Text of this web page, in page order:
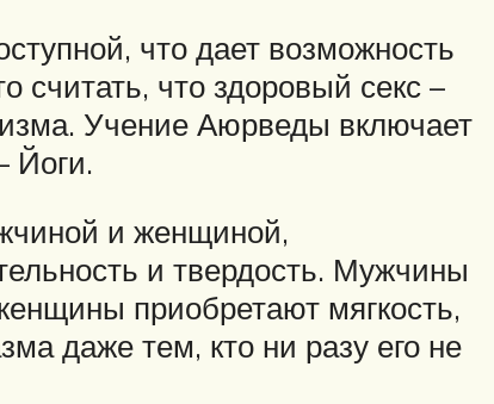
что дает возможность
считать, что здоровый секс –
Учение Аюрведы включает
Йоги.
и женщиной,
и твердость. Мужчины
приобретают мягкость,
даже тем, кто ни разу его не